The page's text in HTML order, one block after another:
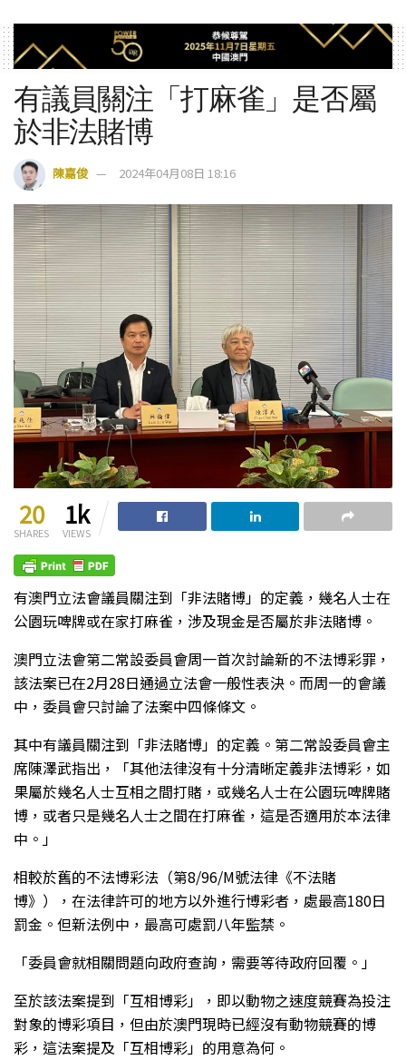
有議員關注「打麻雀」是否屬
於非法賭博
陳嘉俊 2024年04月08日 18:16
20
SHARES
1k
VIEWS
有澳門立法會議員關注到「非法賭博」的定義，幾名人士在
公園玩啤牌或在家打麻雀，涉及現金是否屬於非法賭博。
澳門立法會第二常設委員會周一首次討論新的不法博彩罪，
該法案已在2月28日通過立法會一般性表決。而周一的會議
中，委員會只討論了法案中四條條文。
其中有議員關注到「非法賭博」的定義。第二常設委員會主
席陳澤武指出，「其他法律沒有十分清晰定義非法博彩，如
果屬於幾名人士互相之間打賭，或幾名人士在公園玩啤牌賭
博，或者只是幾名人士之間在打麻雀，這是否適用於本法律
中。」
相較於舊的不法博彩法（第8/96/M號法律《不法賭
博》），在法律許可的地方以外進行博彩者，處最高180日
罰金。但新法例中，最高可處罰八年監禁。
「委員會就相關問題向政府查詢，需要等待政府回覆。」
至於該法案提到「互相博彩」，即以動物之速度競賽為投注
對象的博彩項目，但由於澳門現時已經沒有動物競賽的博
彩，這法案提及「互相博彩」的用意為何。